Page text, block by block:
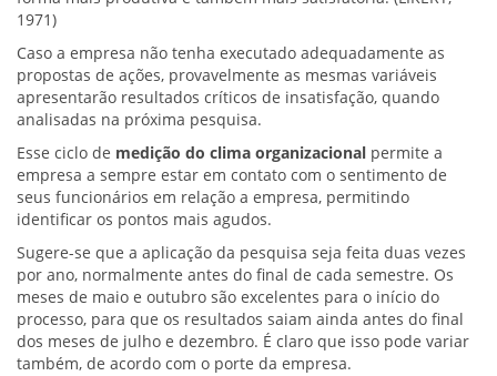
1971)
Caso a empresa não tenha executado adequadamente as
propostas de ações, provavelmente as mesmas variáveis
apresentarão resultados críticos de insatisfação, quando
analisadas na próxima pesquisa.
Esse ciclo de medição do clima organizacional permite a
empresa a sempre estar em contato com o sentimento de
seus funcionários em relação a empresa, permitindo
identificar os pontos mais agudos.
Sugere-se que a aplicação da pesquisa seja feita duas vezes
por ano, normalmente antes do final de cada semestre. Os
meses de maio e outubro são excelentes para o início do
processo, para que os resultados saiam ainda antes do final
dos meses de julho e dezembro. É claro que isso pode variar
também, de acordo com o porte da empresa.